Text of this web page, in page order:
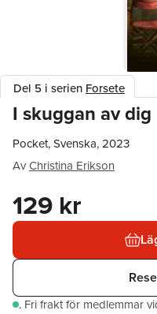
Del 5 i serien Forsete
I skuggan av dig
Pocket, Svenska, 2023
AvChristina Erikson
129 kr
. Fri frakt för medlemmar